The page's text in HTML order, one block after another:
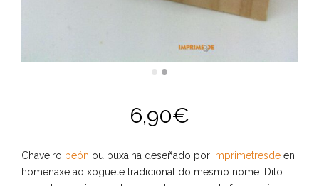
6,90€
Chaveiro peón ou buxaina deseñado por Imprimetresde en
homenaxe ao xoguete tradicional do mesmo nome. Dito